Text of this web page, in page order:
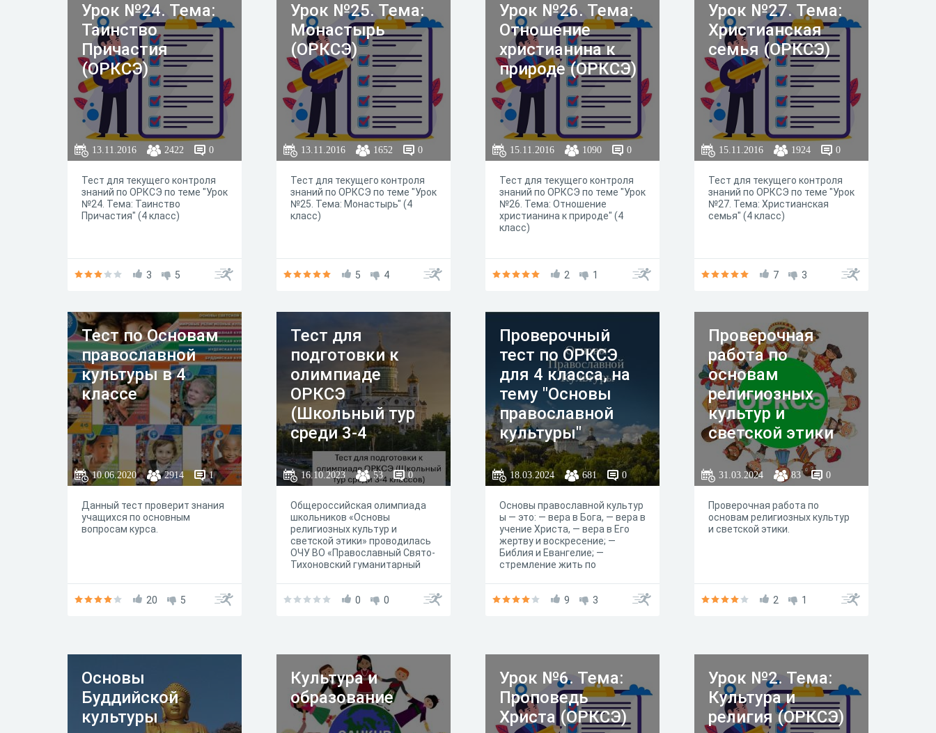
Урок №24. Тема:
Таинство
Причастия
(ОРКСЭ)
13.11.2016 2422 0
Тест для текущего контроля
знаний по ОРКСЭ по теме "Урок
№24. Тема: Таинство
Причастия" (4 класс)
3 5
Урок №25. Тема:
Монастырь
(ОРКСЭ)
13.11.2016 1652 0
Тест для текущего контроля
знаний по ОРКСЭ по теме "Урок
№25. Тема: Монастырь" (4
класс)
5 4
Урок №26. Тема:
Отношение
христианина к
природе (ОРКСЭ)
15.11.2016 1090 0
Тест для текущего контроля
знаний по ОРКСЭ по теме "Урок
№26. Тема: Отношение
христианина к природе" (4
класс)
2 1
Урок №27. Тема:
Христианская
семья (ОРКСЭ)
15.11.2016 1924 0
Тест для текущего контроля
знаний по ОРКСЭ по теме "Урок
№27. Тема: Христианская
семья" (4 класс)
7 3
Тест по Основам
православной
культуры в 4
классе
10.06.2020 2914 1
Данный тест проверит знания
учащихся по основным
вопросам курса.
20 5
Тест для
подготовки к
олимпиаде
ОРКСЭ
(Школьный тур
среди 3-4
классов)
16.10.2023 53 0
Общероссийская олимпиада
школьников «Основы
религиозных культур и
светской этики» проводилась
ОЧУ ВО «Православный Свято-
Тихоновский гуманитарный
науки и высшего образования
школьников». Основными
целями Олимпиады являются:
- формирование устойчивого
интереса учащихся к научным
знаниям в гуманитарной
сфере; - вовлечение учащихся
в научно-исследовательскую
0 0
Проверочный
тест по ОРКСЭ
для 4 класса, на
тему "Основы
православной
культуры"
18.03.2024 681 0
Основы православной культур
ы — это: — вера в Бога, — вера в
учение Христа, — вера в Его
жертву и воскресение; —
Библия и Евангелие; —
стремление жить по
ближнего.
9 3
Проверочная
работа по
основам
религиозных
культур и
светской этики
31.03.2024 83 0
Проверочная работа по
основам религиозных культур
и светской этики.
2 1
Основы
Буддийской
культуры
Культура и
образование
Урок №6. Тема:
Проповедь
Христа (ОРКСЭ)
Урок №2. Тема:
Культура и
религия (ОРКСЭ)